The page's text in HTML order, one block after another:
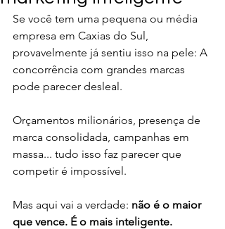
Se você tem uma pequena ou média
empresa em Caxias do Sul,
provavelmente já sentiu isso na pele: A
concorrência com grandes marcas
pode parecer desleal.
Orçamentos milionários, presença de
marca consolidada, campanhas em
massa... tudo isso faz parecer que
competir é impossível.
Mas aqui vai a verdade: não é o maior
que vence. É o mais inteligente.